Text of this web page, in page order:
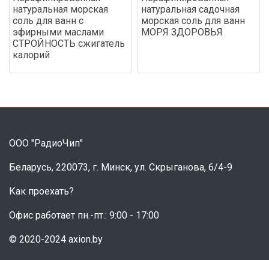
натуральная морская
соль для ванн с
эфирными маслами
СТРОЙНОСТЬ сжигатель
калорий
натуральная садочная
морская соль для ванн
МОРЯ ЗДОРОВЬЯ
ООО "РадиоЧип"
Беларусь, 220073, г. Минск, ул. Скрыганова, 6/4-9
Как проехать?
Офис работает пн.-пт.: 9:00 - 17:00
© 2020-2024 axion.by